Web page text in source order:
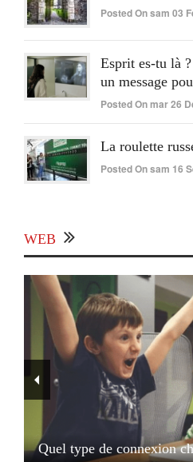
Posted On sam 03
Esprit es-tu là
un message
Posted On mar 26
La roulette
Posted On sam 16
WEB
Quel type de connexion